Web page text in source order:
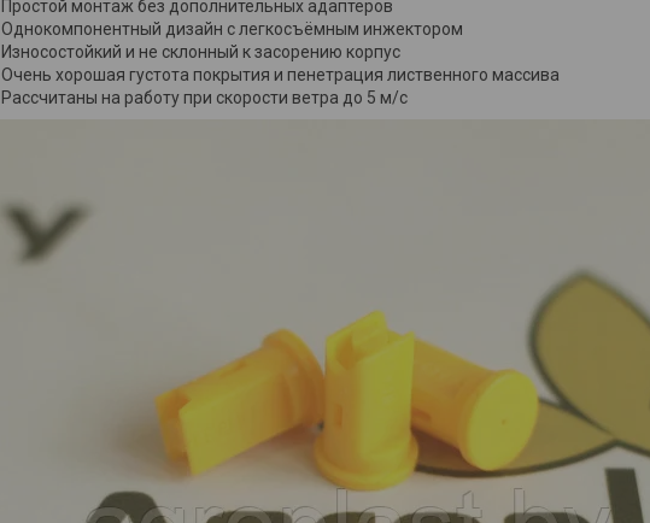
Простой монтаж без дополнительных адаптеров
Однокомпонентный дизайн с легкосъёмным инжектором
Износостойкий и не склонный к засорению корпус
Очень хорошая густота покрытия и пенетрация лиственного массива
Рассчитаны на работу при скорости ветра до 5 м/с